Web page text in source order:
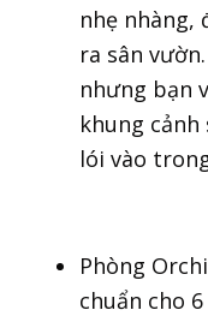
nhẹ nhàng,
ra sân
nhưng bạn
khung cảnh
lói vào
Phòng
chuẩn cho